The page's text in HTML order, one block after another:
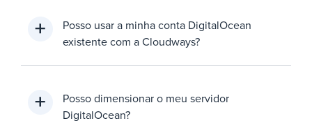
Posso usar a minha conta DigitalOcean
existente com a Cloudways?
Posso dimensionar o meu servidor
DigitalOcean?